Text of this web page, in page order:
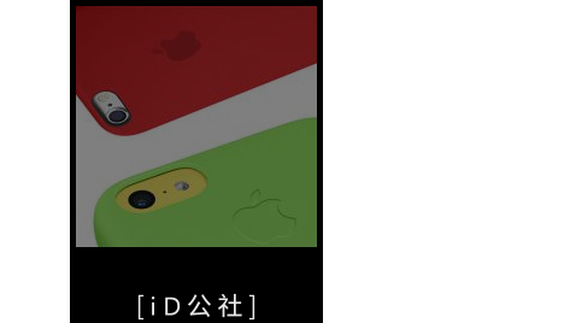
即食
42/17